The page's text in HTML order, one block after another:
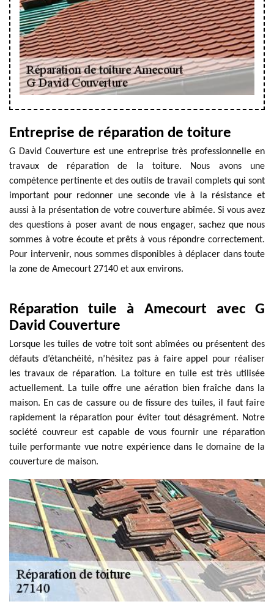
Entreprise de réparation de toiture
G David Couverture est une entreprise très professionnelle en
travaux de réparation de la toiture. Nous avons une
compétence pertinente et des outils de travail complets qui sont
important pour redonner une seconde vie à la résistance et
aussi à la présentation de votre couverture abîmée. Si vous avez
des questions à poser avant de nous engager, sachez que nous
sommes à votre écoute et prêts à vous répondre correctement.
Pour intervenir, nous sommes disponibles à déplacer dans toute
la zone de Amecourt 27140 et aux environs.
Réparation tuile à Amecourt avec G
David Couverture
Lorsque les tuiles de votre toit sont abîmées ou présentent des
défauts d’étanchéité, n’hésitez pas à faire appel pour réaliser
les travaux de réparation. La toiture en tuile est très utilisée
actuellement. La tuile offre une aération bien fraîche dans la
maison. En cas de cassure ou de fissure des tuiles, il faut faire
rapidement la réparation pour éviter tout désagrément. Notre
société couvreur est capable de vous fournir une réparation
tuile performante vue notre expérience dans le domaine de la
couverture de maison.